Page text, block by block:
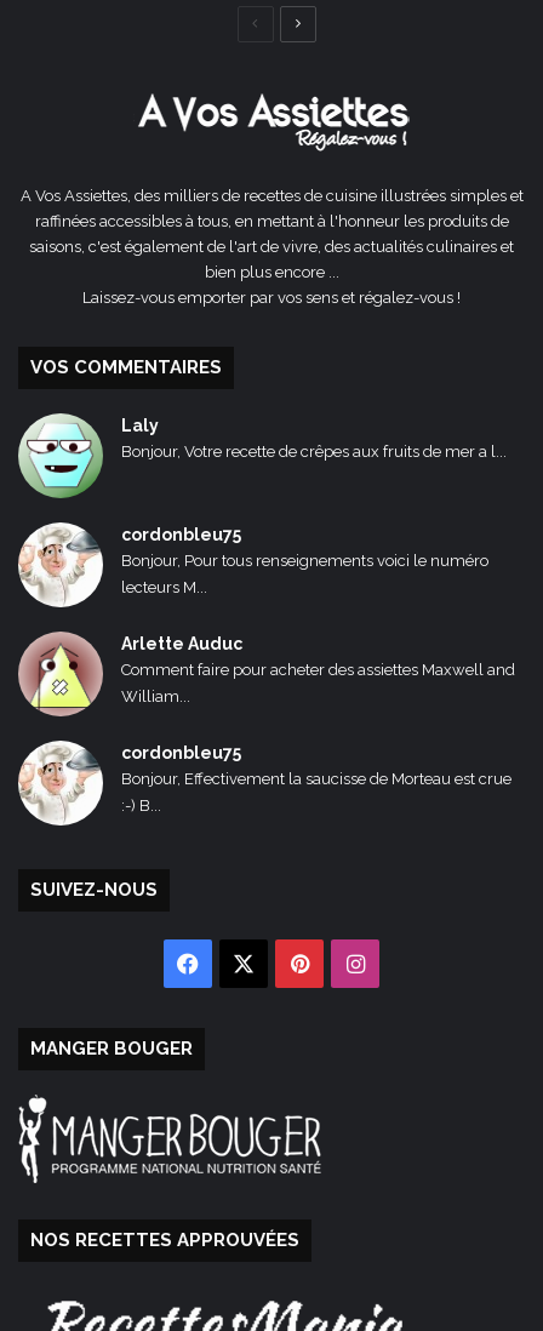
Page
A Vos Assiettes, des milliers de recettes de cuisine illustrées simples et
raffinées accessibles à tous, en mettant à l'honneur les produits de
saisons, c'est également de l'art de vivre, des actualités culinaires et
bien plus encore ...
Laissez-vous emporter par vos sens et régalez-vous !
VOS COMMENTAIRES
Laly
Bonjour, Votre recette de crêpes aux fruits de mer a l...
cordonbleu75
Bonjour, Pour tous renseignements voici le numéro
lecteurs M...
Arlette Auduc
Comment faire pour acheter des assiettes Maxwell and
William...
cordonbleu75
Bonjour, Effectivement la saucisse de Morteau est crue
:-) B...
SUIVEZ-NOUS
Facebook PinterestInstagram
MANGER BOUGER
NOS RECETTES APPROUVÉES